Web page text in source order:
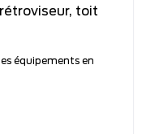
toit
équipements en